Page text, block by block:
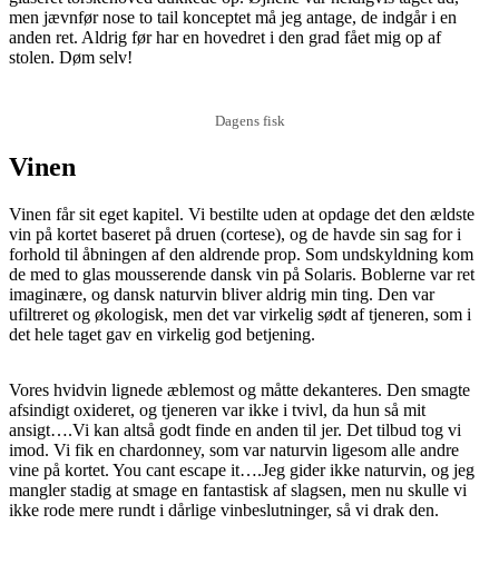
men jævnfør nose to tail konceptet må jeg antage, de indgår i en
anden ret. Aldrig før har en hovedret i den grad fået mig op af
stolen. Døm selv!
Dagens fisk
Vinen
Vinen får sit eget kapitel. Vi bestilte uden at opdage det den ældste
vin på kortet baseret på druen (cortese), og de havde sin sag for i
forhold til åbningen af den aldrende prop. Som undskyldning kom
de med to glas mousserende dansk vin på Solaris. Boblerne var ret
imaginære, og dansk naturvin bliver aldrig min ting. Den var
ufiltreret og økologisk, men det var virkelig sødt af tjeneren, som i
det hele taget gav en virkelig god betjening.
Vores hvidvin lignede æblemost og måtte dekanteres. Den smagte
afsindigt oxideret, og tjeneren var ikke i tvivl, da hun så mit
ansigt….Vi kan altså godt finde en anden til jer. Det tilbud tog vi
imod. Vi fik en chardonney, som var naturvin ligesom alle andre
vine på kortet. You cant escape it….Jeg gider ikke naturvin, og jeg
mangler stadig at smage en fantastisk af slagsen, men nu skulle vi
ikke rode mere rundt i dårlige vinbeslutninger, så vi drak den.